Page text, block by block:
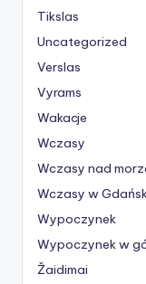
Tikslas
Uncategorized
Verslas
Vyrams
Wakacje
Wczasy
Wczasy nad
Wczasy w
Wypoczynek
Wypoczynek w
Žaidimai